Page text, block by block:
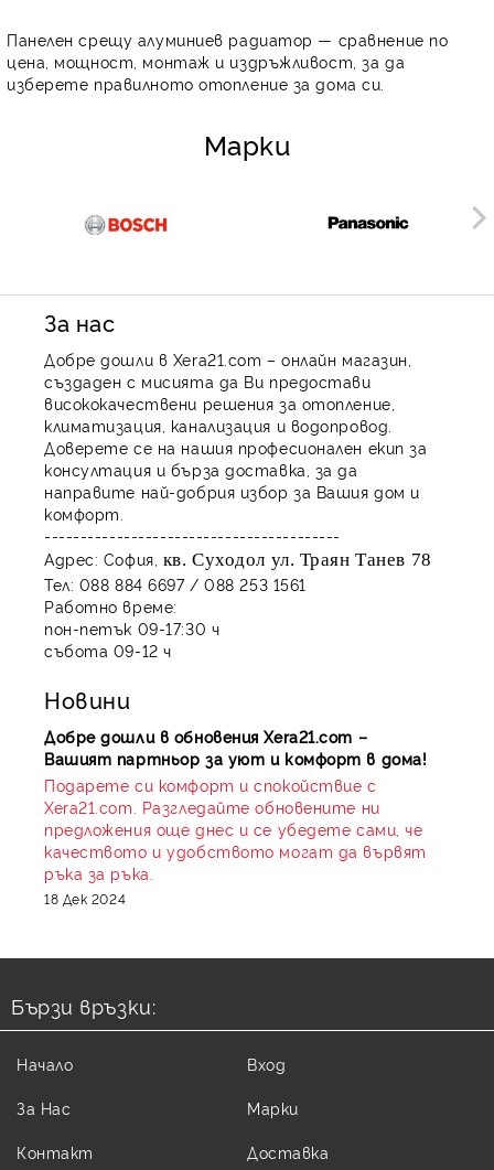
Панелен срещу алуминиев радиатор — сравнение по
цена, мощност, монтаж и издръжливост, за да
изберете правилното отопление за дома си.
Марки
За нас
Добре дошли в Xera21.com – онлайн магазин,
създаден с мисията да Ви предостави
висококачествени решения за отопление,
климатизация, канализация и водопровод.
Доверете се на нашия професионален екип за
консултация и бърза доставка, за да
направите най-добрия избор за Вашия дом и
комфорт.
-----------------------------------------
Адрес: София, кв. Суходол ул. Траян Танев 78
Тел: 088 884 6697 / 088 253 1561
Работно време:
пон-петък 09-17:30 ч
събота 09-12 ч
Новини
Добре дошли в обновения Xera21.com –
Вашият партньор за уют и комфорт в дома!
Подарете си комфорт и спокойствие с
Xera21.com. Разгледайте обновените ни
предложения още днес и се убедете сами, че
качеството и удобството могат да вървят
ръка за ръка.
18 Дек 2024
Бързи връзки:
Начало
За Нас
Контакт
Вход
Марки
Доставка